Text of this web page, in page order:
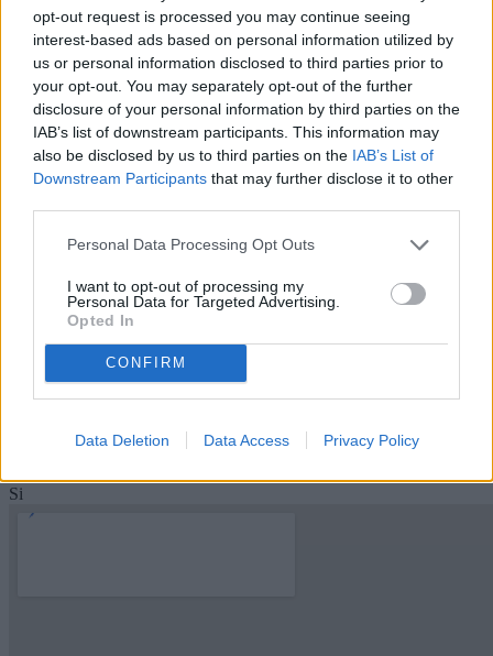
opt-out request is processed you may continue seeing
interest-based ads based on personal information utilized by
us or personal information disclosed to third parties prior to
your opt-out. You may separately opt-out of the further
disclosure of your personal information by third parties on the
IAB’s list of downstream participants. This information may
also be disclosed by us to third parties on the IAB’s List of
Downstream Participants that may further disclose it to other
Personal Data Processing Opt Outs
I want to opt-out of processing my
Personal Data for Targeted Advertising.
Opted In
CONFIRM
Data Deletion Data Access Privacy Policy
Libero al rogito
Camere
Balconi
Giardino
Privato
Privato
Terrazzo
Da ristrutturare
Riscaldamento
Autonomo
Condominio (mese)
Chiavi
Condizionatore
Si